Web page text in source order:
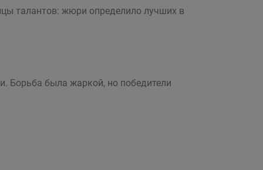
талантов: жюри определило лучших в
Борьба была жаркой, но победители